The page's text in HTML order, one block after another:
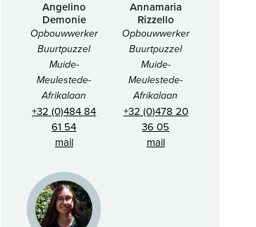
Angelino
Demonie
Opbouwwerker
Buurtpuzzel
Muide-
Meulestede-
Afrikalaan
+32 (0)484 84
61 54
mail
Annamaria
Rizzello
Opbouwwerker
Buurtpuzzel
Muide-
Meulestede-
Afrikalaan
+32 (0)478 20
36 05
mail